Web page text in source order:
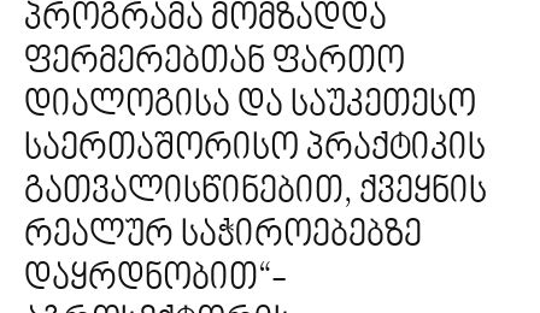
პროგრამა მომზადდა
ფერმერებთან ფართო
დიალოგისა და საუკეთესო
საერთაშორისო პრაქტიკის
გათვალისწინებით, ქვეყნის
რეალურ საჭიროებებზე
დაყრდნობით“-